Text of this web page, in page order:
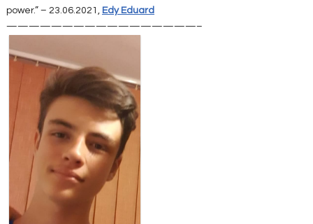
power.” – 23.06.2021, Edy Eduard
—————————————————–